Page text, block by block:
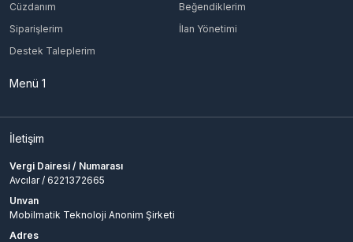
Valorant 2200 Points VP
Valorant 3500 Points VP
Cüzdanım
Beğendiklerim
Siparişlerim
İlan Yönetimi
Destek Taleplerim
Menü 1
İletişim
Vergi Dairesi / Numarası
Avcılar / 6221372665
Unvan
Mobilmatik Teknoloji Anonim Şirketi
Adres